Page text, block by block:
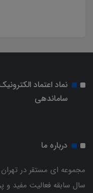
نماد اعتماد
ساماندهی
درباره ما
سال سابقه فعالیت مفید و